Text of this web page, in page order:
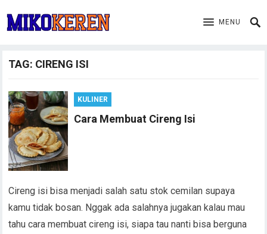
MENU
TAG: CIRENG ISI
KULINER
Cara Membuat Cireng Isi
Cireng isi bisa menjadi salah satu stok cemilan supaya
kamu tidak bosan. Nggak ada salahnya jugakan kalau mau
tahu cara membuat cireng isi, siapa tau nanti bisa berguna